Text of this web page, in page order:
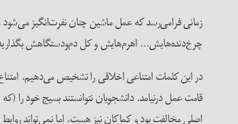
زمانی فرامی‌رسد که عمل ماشین چنان نفرت‌انگیز
چرخ‌دنده‌هایش… اهرم‌هایش و کل دم‌ودستگاهش بگذارید
در این کلمات امتناعی اخلاقی را تشخیص می‌دهیم،
قامت عمل درنیامد. دانشجویان نتوانستند بسیج خود
اصلی مخالفت بود و کماکان نیز هست، اما نمی‌تواند